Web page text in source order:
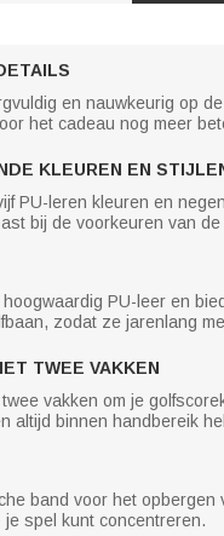
en nauwkeurig op
het cadeau nog meer
KLEUREN EN
PU-leren kleuren en
bij de voorkeuren van
PU-leer en
zodat ze jarenlang
TWEE VAKKEN
vakken om je
altijd binnen handbereik
band voor het
spel kunt concentreren.